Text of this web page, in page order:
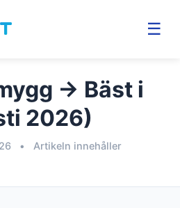
☰
→ Bäst i
2026)
•
Artikeln innehåller